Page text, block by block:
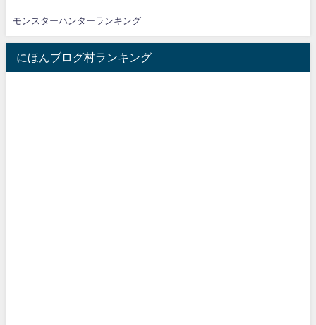
モンスターハンターランキング
にほんブログ村ランキング